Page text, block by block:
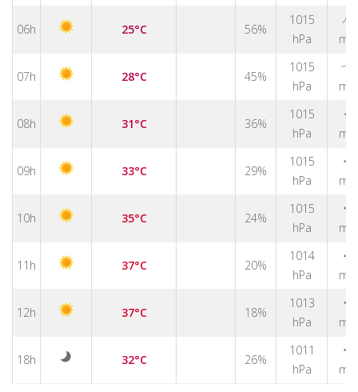
06h 25°C 56%
1015
hPa
↑
m/s
07h 28°C 45%
1015
hPa
↑
m/s
08h 31°C 36%
1015
hPa
↑
m/s
09h 33°C 29%
1015
hPa
↑
m/s
10h 35°C 24%
1015
hPa
↑
m/s
11h 37°C 20%
1014
hPa
↑
m/s
12h 37°C 18%
1013
hPa
↑
m/s
18h 32°C 26%
1011
hPa
↑
m/s